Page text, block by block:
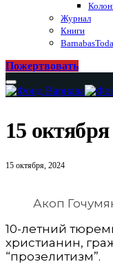
Журнал
Книги
Пожертвовать
15
15 октября, 2024
Акоп
10-летний
христианин,
“прозелитизм”.